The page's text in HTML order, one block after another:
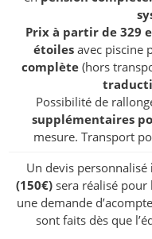
Prix à partir de 329
étoilesavec piscine
complète(hors
Possibilité de
supplémentaires
mesure. Transport
Un devis personnalisé
(150€)sera réalisé pour
une demande
sont faits dès que